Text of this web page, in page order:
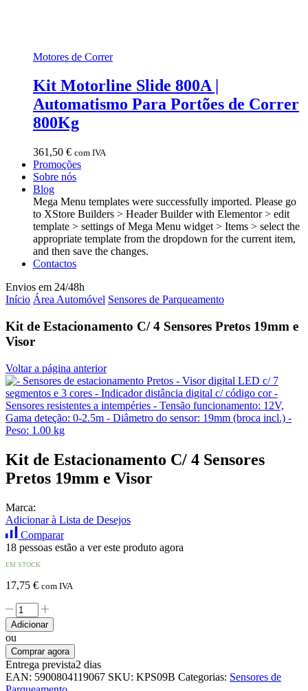
Motores de Correr
Kit Motorline Slide 800A |
Automatismo Para Portões de Correr
800Kg
361,50 € com IVA
Promoções
Sobre nós
Blog
Mega Menu templates were successfully imported. Please go
to XStore Builders > Header Builder with Elementor > edit
template > settings of Mega Menu widget > Items > select the
appropriate template from the dropdown for the current item,
and then save the changes.
Contactos
Envios em 24/48h
Início Área Automóvel Sensores de Parqueamento
Kit de Estacionamento C/ 4 Sensores Pretos 19mm e
Visor
Voltar a página anterior
Kit de Estacionamento C/ 4 Sensores
Pretos 19mm e Visor
Marca:
Adicionar à Lista de Desejos
Comparar
18 pessoas estão a ver este produto agora
EM STOCK
17,75 € com IVA
Quantidade
de
Kit
de
Estacionamento
C/
4
Adicionar
ou
Comprar agora
Entrega prevista2 dias
EAN: 5900804119067 SKU: KPS09B Categorias: Sensores de